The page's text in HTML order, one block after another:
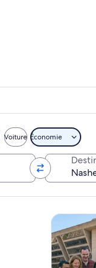
Une galerie d’art
Voiture Économie
Visites